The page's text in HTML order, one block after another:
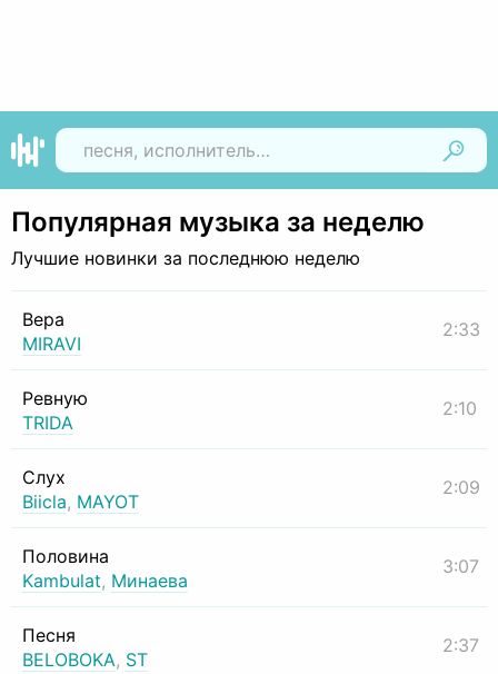
Популярная музыка за неделю
Лучшие новинки за последнюю неделю
Вера
MIRAVI
2:33
Ревную
TRIDA
2:10
Слух
Biicla, MAYOT
2:09
Половина
Kambulat, Минаева
3:07
Песня
BELOBOKA, ST
2:37